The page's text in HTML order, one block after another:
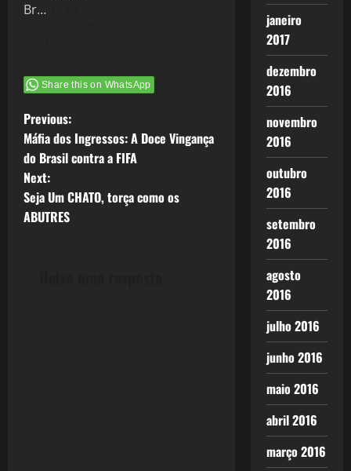
Share this on WhatsApp
P
o
s
t
Previous:
Máfia dos Ingressos: A Doce Vingança
do Brasil contra a FIFA
Next:
Seja Um CHATO, torça como os
ABUTRES
janeiro
2017
dezembro
2016
novembro
2016
outubro
2016
setembro
2016
agosto
2016
julho 2016
junho 2016
maio 2016
abril 2016
março 2016